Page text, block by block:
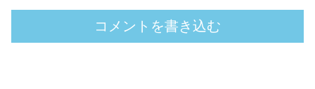
コメントを書き込む